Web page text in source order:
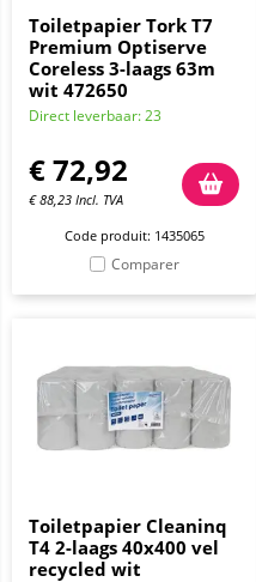
Toiletpapier Tork T7
Premium Optiserve
Coreless 3-laags 63m
wit 472650
Direct leverbaar: 23
€72,92
€88,23 Incl. TVA
Code produit: 1435065
Comparer
Toiletpapier Cleaninq
T4 2-laags 40x400 vel
recycled wit